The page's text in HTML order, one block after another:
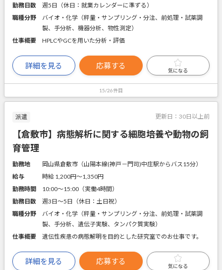
勤務日数
週5日（休日：就業カレンダーに準ずる）
職種分野
バイオ・化学（秤量・サンプリング・分注、前処理・試薬調
製、手分析、機器分析、物性測定）
仕事概要
HPLCやGCを用いた分析・評価
詳細を見る 応募する
気になる
15/26件目
派遣 更新日： 30日以上前
【倉敷市】病態解析に関する細胞培養や動物の飼
育管理
勤務地
岡山県倉敷市（山陽本線(神戸－門司)中庄駅からバス15分）
給与
時給 1,200円〜1,350円
勤務時間
10:00～15:00（実働4時間）
勤務日数
週3日～5日（休日：土日祝）
職種分野
バイオ・化学（秤量・サンプリング・分注、前処理・試薬調
製、手分析、遺伝子実験、タンパク質実験）
仕事概要
遺伝性疾患の病態解明を目的とした研究室でのお仕事です。
詳細を見る 応募する
気になる